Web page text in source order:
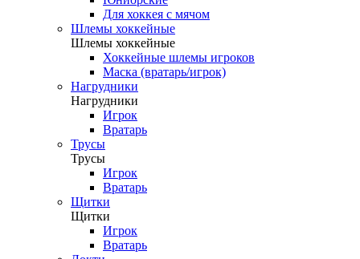
Для хоккея с мячом
Шлемы хоккейные
Шлемы хоккейные
Хоккейные шлемы игроков
Маска (вратарь/игрок)
Нагрудники
Нагрудники
Игрок
Вратарь
Трусы
Трусы
Игрок
Вратарь
Щитки
Щитки
Игрок
Вратарь